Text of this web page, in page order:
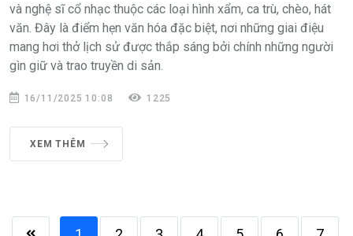
và nghệ sĩ cổ nhạc thuộc các loại hình xẩm, ca trù, chèo, hát
văn. Đây là điểm hẹn văn hóa đặc biệt, nơi những giai điệu
mang hơi thở lịch sử được thắp sáng bởi chính những người
gìn giữ và trao truyền di sản.
16/11/2025 10:08 1225
XEM THÊM